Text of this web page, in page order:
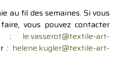
au fil des semaines. Si vous
vous pouvez contacter
: le.vasserot@textile-art-
: helene.kugler@textile-art-